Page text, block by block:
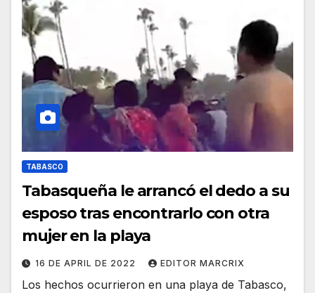
TABASCO
Tabasqueña le arrancó el dedo a su
esposo tras encontrarlo con otra
mujer en la playa
16 DE APRIL DE 2022 EDITOR MARCRIX
Los hechos ocurrieron en una playa de Tabasco,